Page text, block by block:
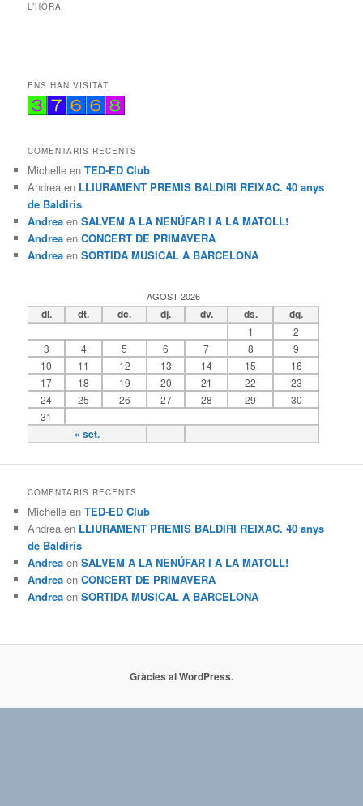
L’HORA
ENS HAN VISITAT:
COMENTARIS RECENTS
Michelle enTED-ED Club
Andrea en LLIURAMENT PREMIS BALDIRI REIXAC. 40 anys
de Baldiris
Andrea enSALVEM A LA NENÚFAR I A LA MATOLL!
Andrea enCONCERT DE PRIMAVERA
Andrea enSORTIDA MUSICAL A BARCELONA
AGOST 2026
dl. dt. dc. dj. dv. ds. dg.
« set.
1
2
3
4 5 6 7 8
9
10
11 12 13 14 15
16
17
18 19 20 21 22
23
24
25 26 27 28 29
30
31
COMENTARIS RECENTS
Michelle enTED-ED Club
Andrea en LLIURAMENT PREMIS BALDIRI REIXAC. 40 anys
de Baldiris
Andrea enSALVEM A LA NENÚFAR I A LA MATOLL!
Andrea enCONCERT DE PRIMAVERA
Andrea enSORTIDA MUSICAL A BARCELONA
Gràcies al WordPress.